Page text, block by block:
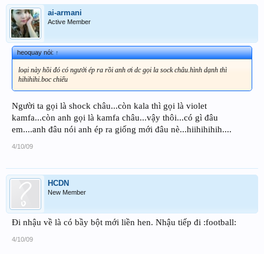
ai-armani
Active Member
heoquay nói:↑
loại này hồi đó có ngưởi ép ra rồi anh ơi dc gọi la sock châu.hình dạnh thì
hihihihi.boc chiếu
Người ta gọi là shock châu...còn kala thì gọi là violet
kamfa...còn anh gọi là kamfa châu...vậy thôi...có gì đâu
em....anh đâu nói anh ép ra giống mới đâu nè...hiihihihih....
4/10/09
HCDN
New Member
Đi nhậu về là có bầy bột mới liền hen. Nhậu tiếp đi :football:
4/10/09